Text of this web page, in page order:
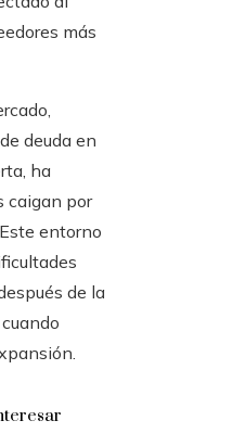
más
deuda en
ha
caigan por
entorno
de la